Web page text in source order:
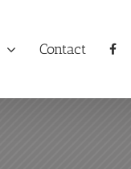
Contact